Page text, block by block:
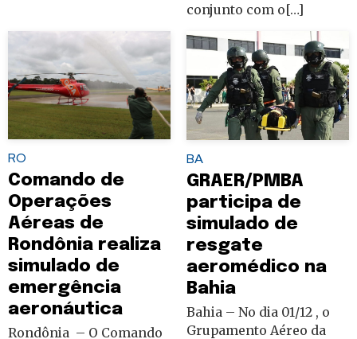
conjunto com o[…]
RO
Comando de
Operações
Aéreas de
Rondônia realiza
simulado de
emergência
aeronáutica
Rondônia – O Comando
BA
GRAER/PMBA
participa de
simulado de
resgate
aeromédico na
Bahia
Bahia – No dia 01/12 , o
Grupamento Aéreo da